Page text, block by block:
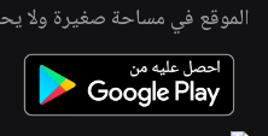
الموقع في مساحة صغيرة ولا